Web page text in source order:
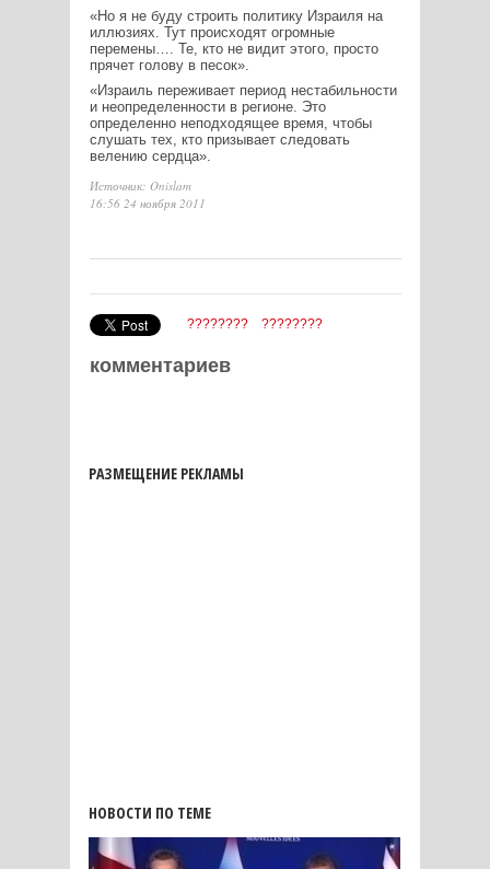
«Но я не буду строить политику Израиля на
иллюзиях. Тут происходят огромные
перемены…. Те, кто не видит этого, просто
прячет голову в песок».
«Израиль переживает период нестабильности
и неопределенности в регионе. Это
определенно неподходящее время, чтобы
слушать тех, кто призывает следовать
велению сердца».
Источник: Onislam
16:56 24 ноября 2011
???????? ????????
комментариев
РАЗМЕЩЕНИЕ РЕКЛАМЫ
НОВОСТИ ПО ТЕМЕ